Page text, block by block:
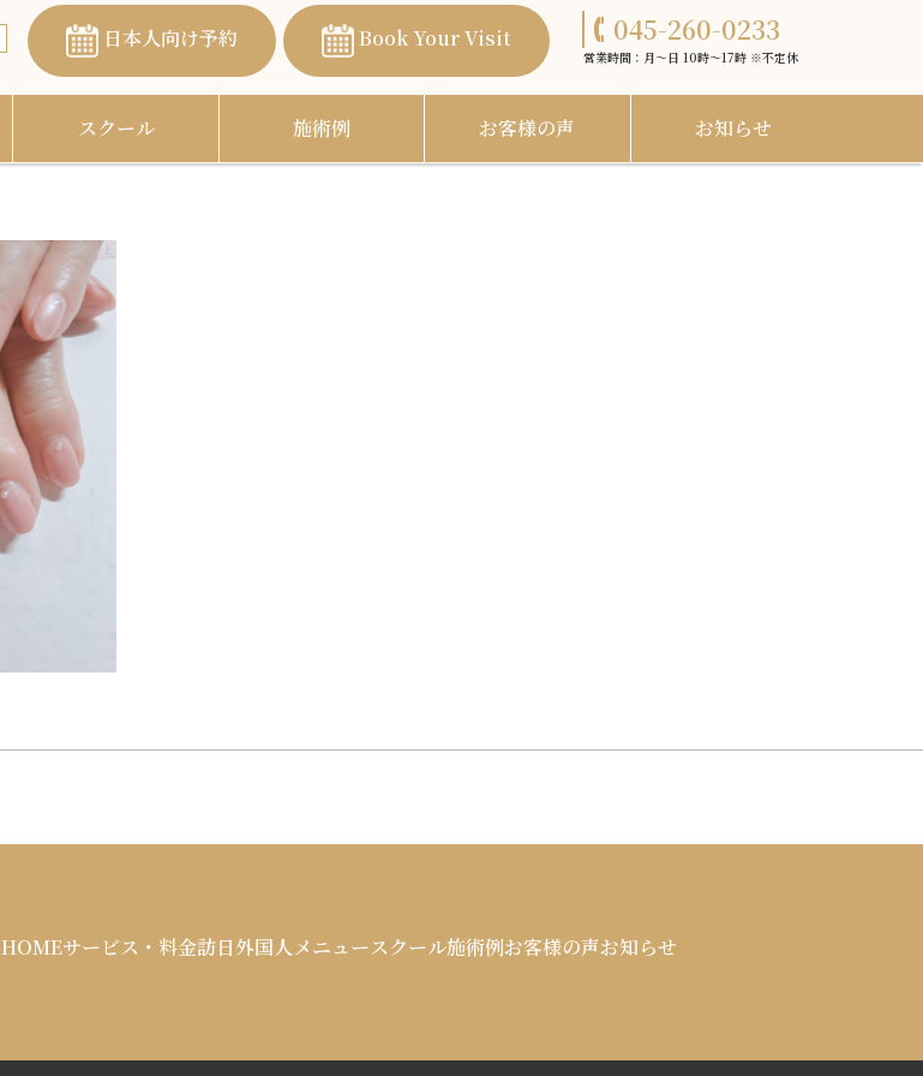
日本人向け予約 Book Your Visit 045-260-0233
営業時間：月〜日 10時〜17時 ※不定休
スクール 施術例 お客様の声 お知らせ
HOMEサービス・料金訪日外国人メニュースクール施術例お客様の声お知らせ